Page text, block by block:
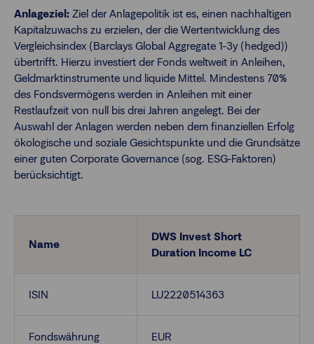
Finanzberatende
Anlegende
Newsletter
Kontakt
Anlageziel: Ziel der Anlagepolitik ist es, einen nachhaltigen
Kapitalzuwachs zu erzielen, der die Wertentwicklung des
Vergleichsindex (Barclays Global Aggregate 1-3y (hedged))
übertrifft. Hierzu investiert der Fonds weltweit in Anleihen,
Geldmarktinstrumente und liquide Mittel. Mindestens 70%
des Fondsvermögens werden in Anleihen mit einer
Restlaufzeit von null bis drei Jahren angelegt. Bei der
Auswahl der Anlagen werden neben dem finanziellen Erfolg
ökologische und soziale Gesichtspunkte und die Grundsätze
einer guten Corporate Governance (sog. ESG-Faktoren)
berücksichtigt.
Name
DWS Invest Short
Duration Income LC
ISIN LU2220514363
Fondswährung EUR